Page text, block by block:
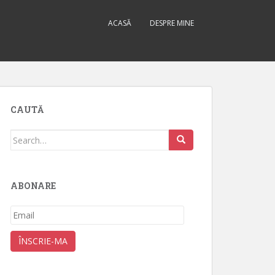
ACASĂ DESPRE MINE
CAUTĂ
Search
ABONARE
Email
ÎNSCRIE-MA